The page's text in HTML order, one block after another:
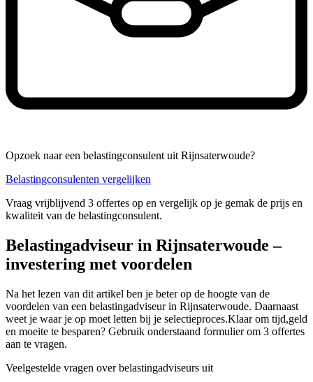
Opzoek naar een belastingconsulent uit Rijnsaterwoude?
Belastingconsulenten vergelijken
Vraag vrijblijvend 3 offertes op en vergelijk op je gemak de prijs en
kwaliteit van de belastingconsulent.
Belastingadviseur in Rijnsaterwoude –
investering met voordelen
Na het lezen van dit artikel ben je beter op de hoogte van de
voordelen van een belastingadviseur in Rijnsaterwoude. Daarnaast
weet je waar je op moet letten bij je selectieproces.Klaar om tijd,geld
en moeite te besparen? Gebruik onderstaand formulier om 3 offertes
aan te vragen.
Veelgestelde vragen over belastingadviseurs uit